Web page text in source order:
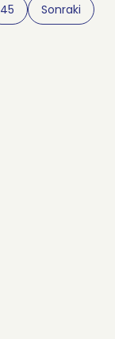
45 Sonraki